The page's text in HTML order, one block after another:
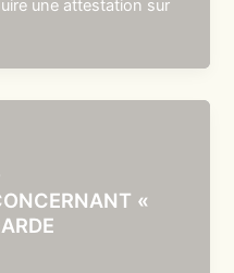
une attestation sur
«